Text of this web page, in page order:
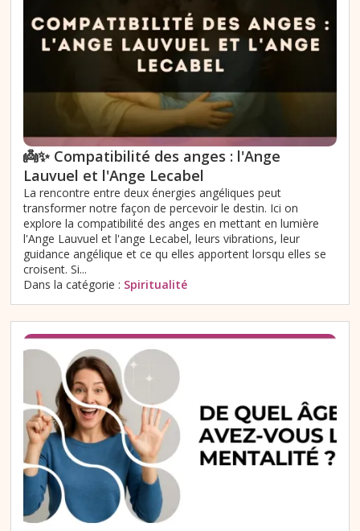
👼✨ Compatibilité des anges : l'Ange
Lauvuel et l'Ange Lecabel
La rencontre entre deux énergies angéliques peut
transformer notre façon de percevoir le destin. Ici on
explore la compatibilité des anges en mettant en lumière
l'Ange Lauvuel et l'ange Lecabel, leurs vibrations, leur
guidance angélique et ce qu elles apportent lorsqu elles se
croisent. Si...
Dans la catégorie : Spiritualité